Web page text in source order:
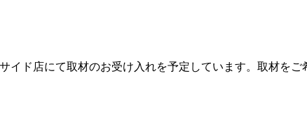
イド店にて取材のお受け入れを予定しています。取材を